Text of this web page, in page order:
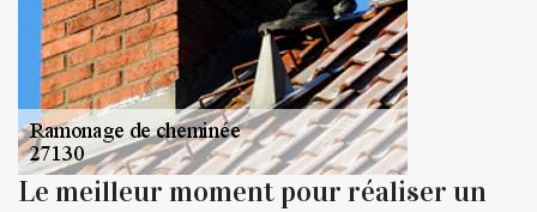
Le meilleur moment pour réaliser un